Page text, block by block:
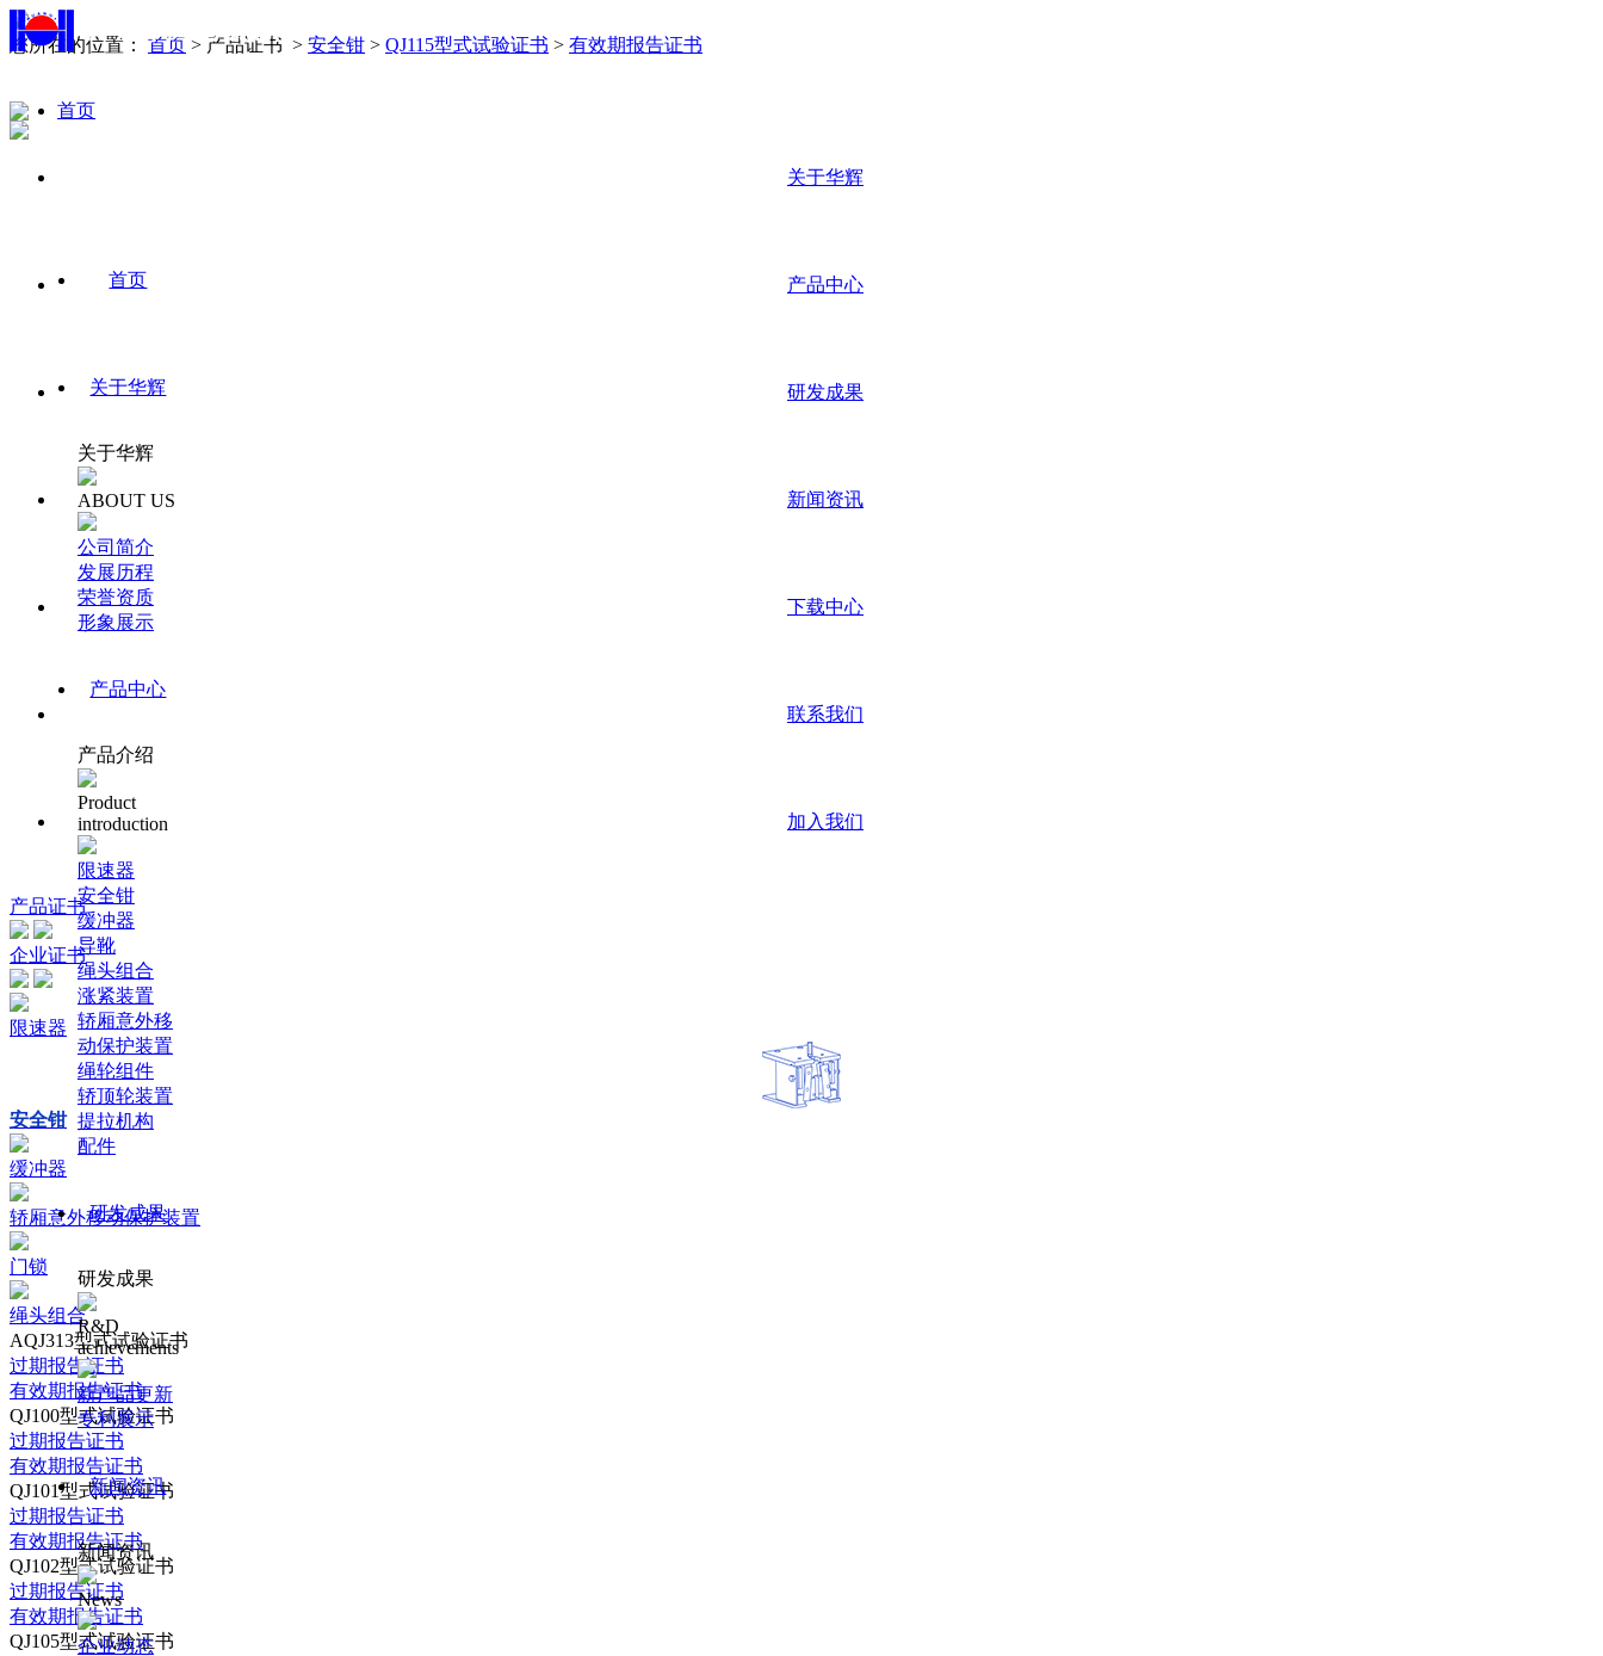
您所在的位置： 首页 > 产品证书 > 安全钳 > QJ115型式试验证书 > 有效期报告证书
首页
关于华辉
关于华辉
ABOUT US
公司简介
发展历程
荣誉资质
形象展示
产品中心
产品介绍
Product
introduction
限速器
安全钳
缓冲器
导靴
绳头组合
涨紧装置
轿厢意外移
动保护装置
绳轮组件
轿顶轮装置
提拉机构
配件
研发成果
研发成果
R&D
achievements
新产品更新
专利展示
新闻资讯
新闻资讯
News
企业动态
首页
关于华辉
产品中心
研发成果
新闻资讯
下载中心
联系我们
加入我们
产品证书
企业证书
限速器
安全钳
缓冲器
轿厢意外移动保护装置
门锁
绳头组合
AQJ313型式试验证书
过期报告证书
有效期报告证书
QJ100型式试验证书
过期报告证书
有效期报告证书
QJ101型式试验证书
过期报告证书
有效期报告证书
QJ102型式试验证书
过期报告证书
有效期报告证书
QJ105型式试验证书